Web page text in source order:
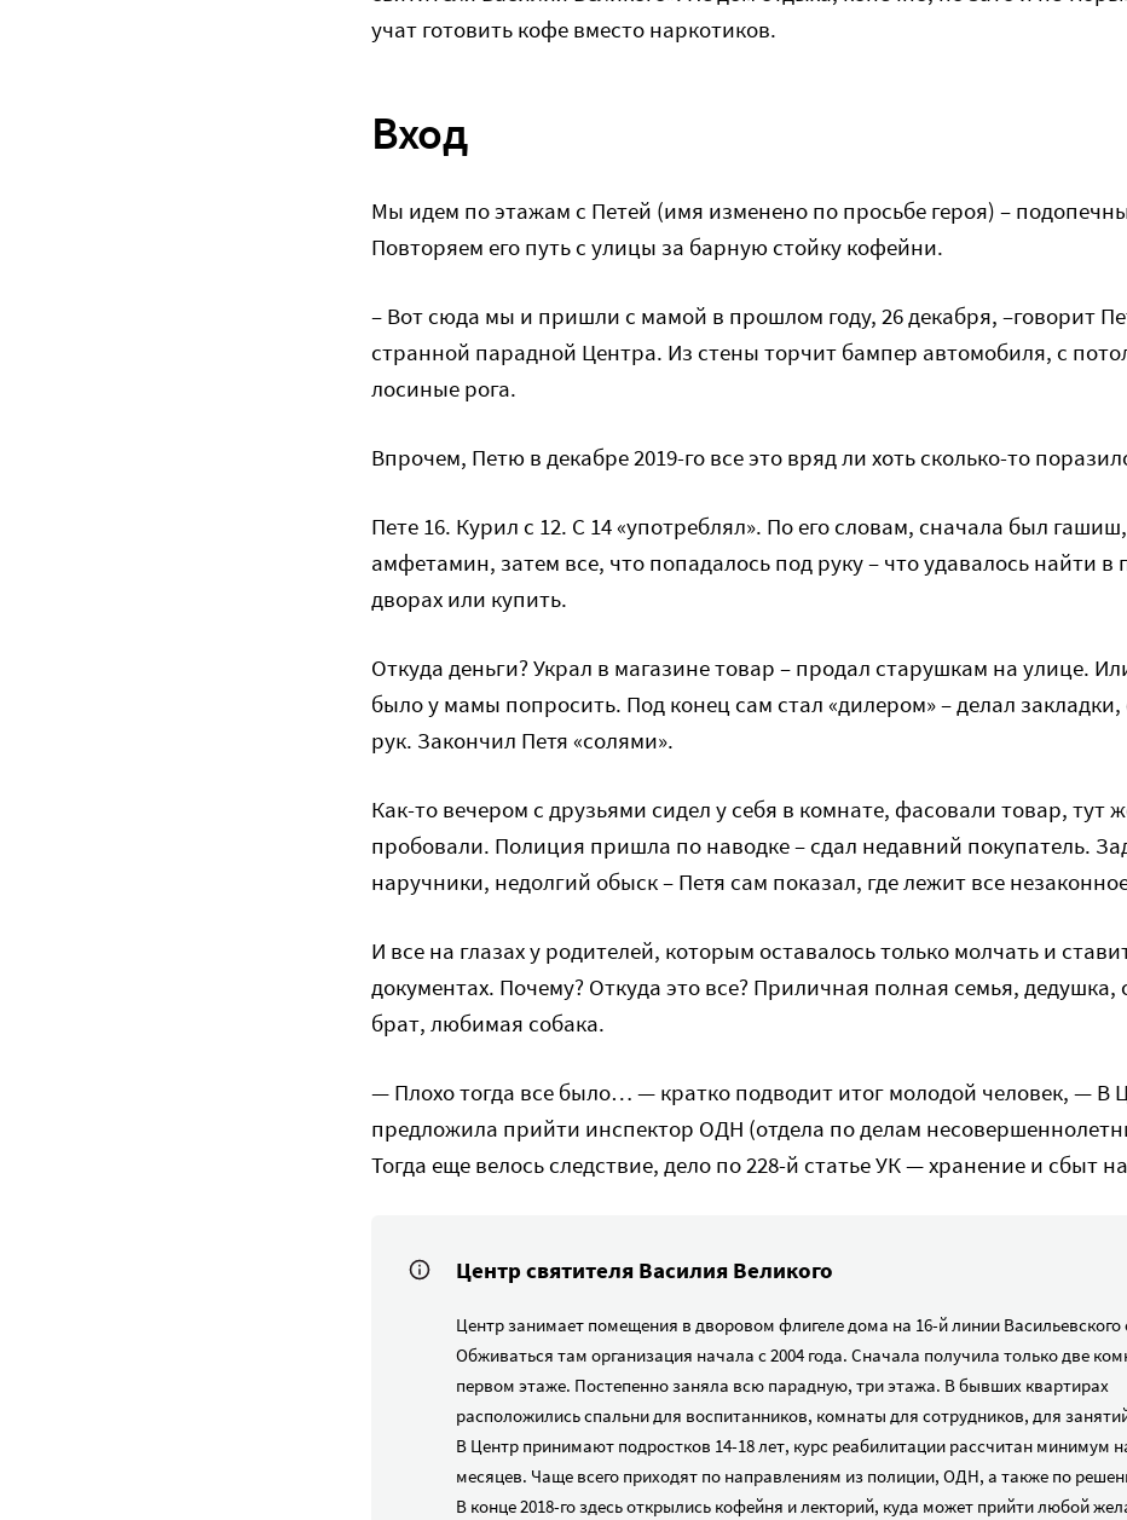
учат готовить кофе вместо наркотиков.
Вход
Мы идем по этажам с Петей (имя изменено по просьбе героя) –
Повторяем его путь с улицы за барную стойку кофейни.
– Вот сюда мы и пришли с мамой в прошлом году, 26 декабря, –говорит
странной парадной Центра. Из стены торчит бампер автомобиля, с
лосиные рога.
Впрочем, Петю в декабре 2019-го все это вряд ли хоть сколько-то
Пете 16. Курил с 12. С 14 «употреблял». По его словам, сначала был
амфетамин, затем все, что попадалось под руку – что удавалось найти в
дворах или купить.
Откуда деньги? Украл в магазине товар – продал старушкам на улице.
было у мамы попросить. Под конец сам стал «дилером» – делал закладки,
рук. Закончил Петя «солями».
Как-то вечером с друзьями сидел у себя в комнате, фасовали товар, тут
пробовали. Полиция пришла по наводке – сдал недавний покупатель.
наручники, недолгий обыск – Петя сам показал, где лежит все
И все на глазах у родителей, которым оставалось только молчать и
документах. Почему? Откуда это все? Приличная полная семья,
брат, любимая собака.
— Плохо тогда все было… — кратко подводит итог молодой человек, — В
предложила прийти инспектор ОДН (отдела по делам
Тогда еще велось следствие, дело по 228-й статье УК — хранение и сбыт
Центр святителя Василия Великого
Центр занимает помещения в дворовом флигеле дома на 16-й линии Васильевского
Обживаться там организация начала с 2004 года. Сначала получила только две
первом этаже. Постепенно заняла всю парадную, три этажа. В бывших квартирах
расположились спальни для воспитанников, комнаты для сотрудников, для
В Центр принимают подростков 14-18 лет, курс реабилитации рассчитан минимум
месяцев. Чаще всего приходят по направлениям из полиции, ОДН, а также по
В конце 2018-го здесь открылись кофейня и лекторий, куда может прийти любой